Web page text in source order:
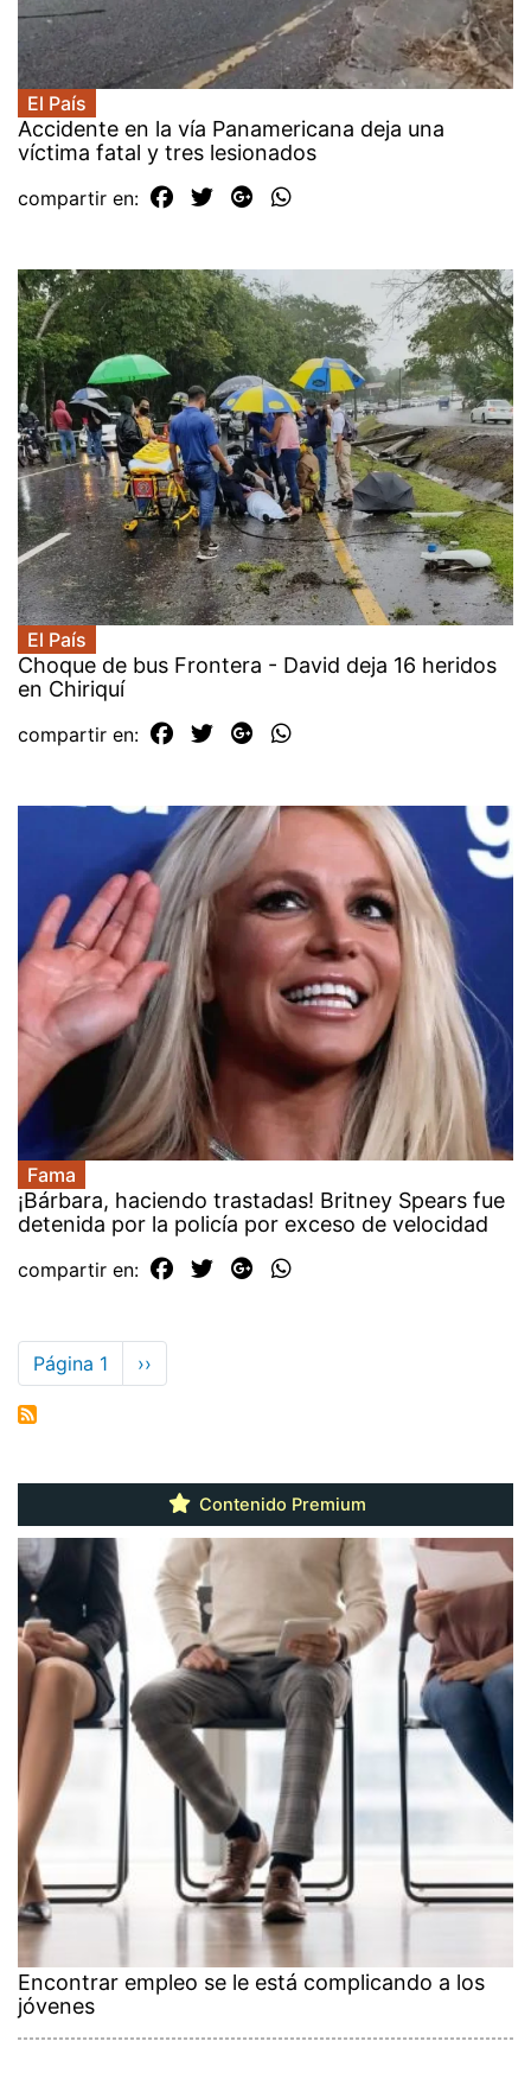
El País
Accidente en la vía Panamericana deja una
víctima fatal y tres lesionados
compartir en:
El País
Choque de bus Frontera - David deja 16 heridos
en Chiriquí
compartir en:
Fama
¡Bárbara, haciendo trastadas! Britney Spears fue
detenida por la policía por exceso de velocidad
compartir en:
Paginación
Página 1
Siguiente
página
››
Contenido Premium
Encontrar empleo se le está complicando a los
jóvenes